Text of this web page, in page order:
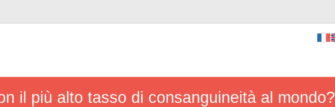
il più alto tasso di consanguineità al mondo?